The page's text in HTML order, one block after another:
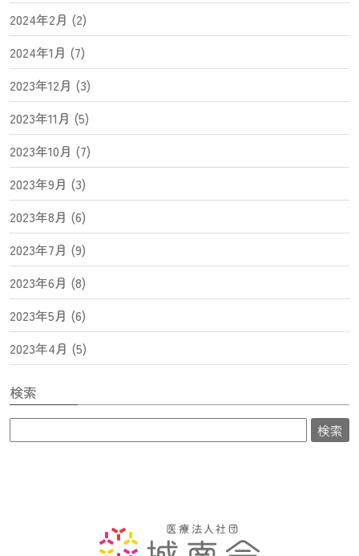
2024年2月 (2)
2024年1月 (7)
2023年12月 (3)
2023年11月 (5)
2023年10月 (7)
2023年9月 (3)
2023年8月 (6)
2023年7月 (9)
2023年6月 (8)
2023年5月 (6)
2023年4月 (5)
検索